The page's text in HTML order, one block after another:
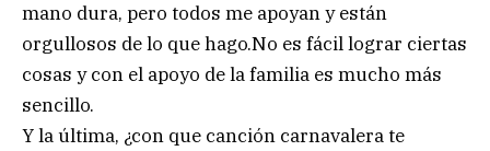
mano dura, pero todos me apoyan y están
orgullosos de lo que hago.No es fácil lograr ciertas
cosas y con el apoyo de la familia es mucho más
sencillo.
Y la última, ¿con que canción carnavalera te